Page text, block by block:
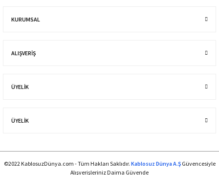
KURUMSAL
ALIŞVERIŞ
ÜYELİK
ÜYELİK
©2022 KablosuzDünya.com - Tüm Hakları Saklıdır. Kablosuz Dünya A.ŞGüvencesiyle
Alışverişleriniz Daima Güvende